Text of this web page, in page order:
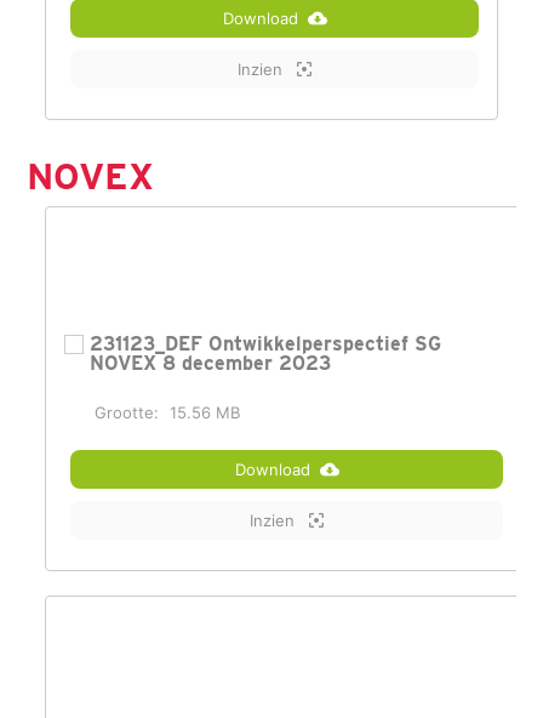
Download
Inzien
NOVEX
231123_DEF Ontwikkelperspectief SG
NOVEX 8 december 2023
Grootte: 15.56 MB
Download
Inzien